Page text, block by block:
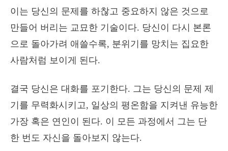
이는 당신의 문제를 하찮고 중요하지 않은 것으로
만들어 버리는 교묘한 기술이다. 당신이 다시 본론
으로 돌아가려 애쓸수록, 분위기를 망치는 집요한
사람처럼 보이게 된다.
결국 당신은 대화를 포기한다. 그는 당신의 문제 제
기를 무력화시키고, 일상의 평온함을 지켜낸 유능한
가장 혹은 연인이 된다. 이 모든 과정에서 그는 단
한 번도 자신을 돌아보지 않는다.